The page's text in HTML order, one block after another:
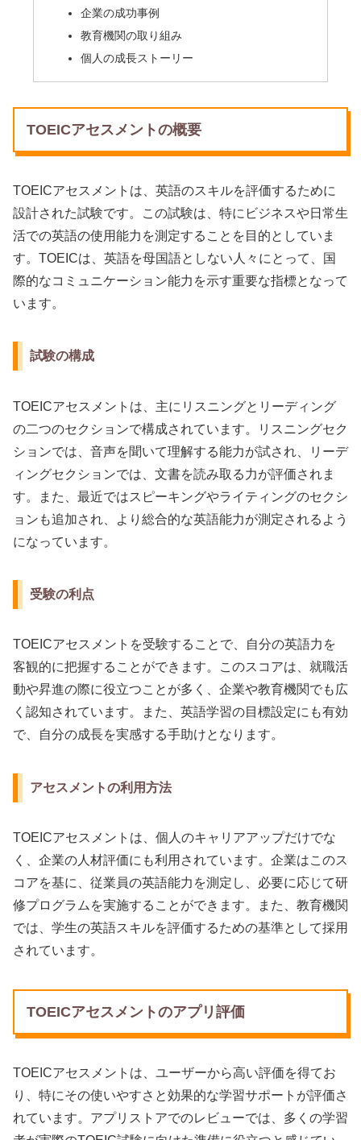
企業の成功事例
教育機関の取り組み
個人の成長ストーリー
TOEICアセスメントの概要
TOEICアセスメントは、英語のスキルを評価するために
設計された試験です。この試験は、特にビジネスや日常生
活での英語の使用能力を測定することを目的としていま
す。TOEICは、英語を母国語としない人々にとって、国
際的なコミュニケーション能力を示す重要な指標となって
います。
試験の構成
TOEICアセスメントは、主にリスニングとリーディング
の二つのセクションで構成されています。リスニングセク
ションでは、音声を聞いて理解する能力が試され、リーデ
ィングセクションでは、文書を読み取る力が評価されま
す。また、最近ではスピーキングやライティングのセクシ
ョンも追加され、より総合的な英語能力が測定されるよう
になっています。
受験の利点
TOEICアセスメントを受験することで、自分の英語力を
客観的に把握することができます。このスコアは、就職活
動や昇進の際に役立つことが多く、企業や教育機関でも広
く認知されています。また、英語学習の目標設定にも有効
で、自分の成長を実感する手助けとなります。
アセスメントの利用方法
TOEICアセスメントは、個人のキャリアアップだけでな
く、企業の人材評価にも利用されています。企業はこのス
コアを基に、従業員の英語能力を測定し、必要に応じて研
修プログラムを実施することができます。また、教育機関
では、学生の英語スキルを評価するための基準として採用
されています。
TOEICアセスメントのアプリ評価
TOEICアセスメントは、ユーザーから高い評価を得てお
り、特にその使いやすさと効果的な学習サポートが評価さ
れています。アプリストアでのレビューでは、多くの学習